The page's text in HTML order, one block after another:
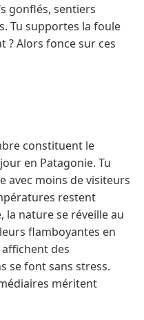
gonflés, sentiers
Tu supportes la foule
? Alors fonce sur ces
constituent le
en Patagonie. Tu
avec moins de visiteurs
restent
la nature se réveille au
flamboyantes en
des
se font sans stress.
méritent